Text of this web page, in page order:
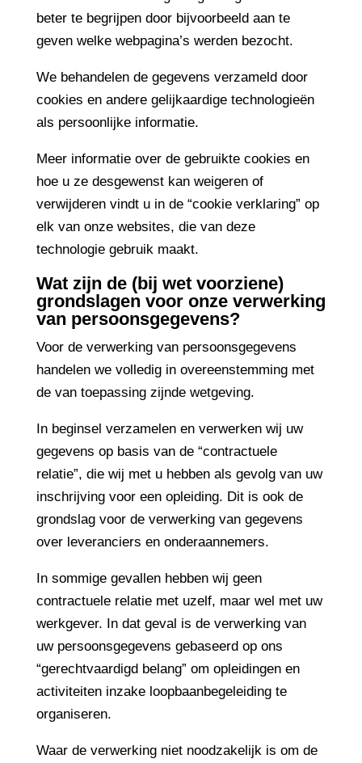
beter te begrijpen door bijvoorbeeld aan te
geven welke webpagina’s werden bezocht.
We behandelen de gegevens verzameld door
cookies en andere gelijkaardige technologieën
als persoonlijke informatie.
Meer informatie over de gebruikte cookies en
hoe u ze desgewenst kan weigeren of
verwijderen vindt u in de “cookie verklaring” op
elk van onze websites, die van deze
technologie gebruik maakt.
Wat zijn de (bij wet voorziene)
grondslagen voor onze verwerking
van persoonsgegevens?
Voor de verwerking van persoonsgegevens
handelen we volledig in overeenstemming met
de van toepassing zijnde wetgeving.
In beginsel verzamelen en verwerken wij uw
gegevens op basis van de “contractuele
relatie”, die wij met u hebben als gevolg van uw
inschrijving voor een opleiding. Dit is ook de
grondslag voor de verwerking van gegevens
over leveranciers en onderaannemers.
In sommige gevallen hebben wij geen
contractuele relatie met uzelf, maar wel met uw
werkgever. In dat geval is de verwerking van
uw persoonsgegevens gebaseerd op ons
“gerechtvaardigd belang” om opleidingen en
activiteiten inzake loopbaanbegeleiding te
organiseren.
Waar de verwerking niet noodzakelijk is om de